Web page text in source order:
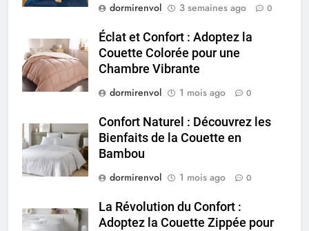
dormirenvol
3 semaines ago 0
Éclat et Confort : Adoptez la
Couette Colorée pour une
Chambre Vibrante
dormirenvol
1 mois ago 0
Confort Naturel : Découvrez les
Bienfaits de la Couette en
Bambou
dormirenvol
1 mois ago 0
La Révolution du Confort :
Adoptez la Couette Zippée pour